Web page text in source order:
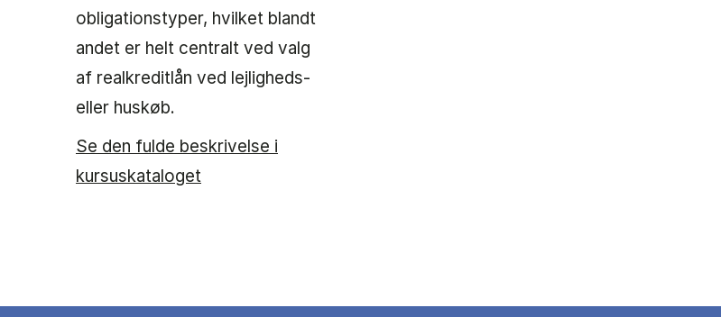
obligationstyper, hvilket blandt
andet er helt centralt ved valg
af realkreditlån ved lejligheds-
eller huskøb.
Se den fulde beskrivelse i
kursuskataloget